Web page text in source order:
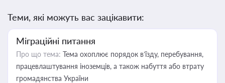
Теми, які можуть вас зацікавити:
Міграційні питання
Про що тема: Тема охоплює порядок в’їзду, перебування,
працевлаштування іноземців, а також набуття або втрату
громадянства України